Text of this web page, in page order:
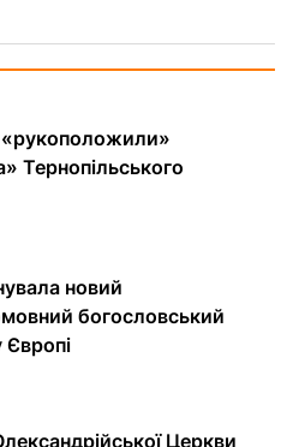
Тернопільського
новий
богословський
Європі
Церкви